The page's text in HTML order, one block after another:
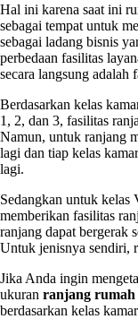
Hal ini karena saat ini
sebagai tempat untuk
sebagai ladang bisnis
perbedaan fasilitas
secara langsung adalah
Berdasarkan kelas
1, 2, dan 3, fasilitas
Namun, untuk ranjang
lagi dan tiap kelas
lagi.
Sedangkan untuk kelas
memberikan fasilitas
ranjang dapat bergerak
Untuk jenisnya sendiri,
Jika Anda ingin
ukuran ranjang rumah
berdasarkan kelas